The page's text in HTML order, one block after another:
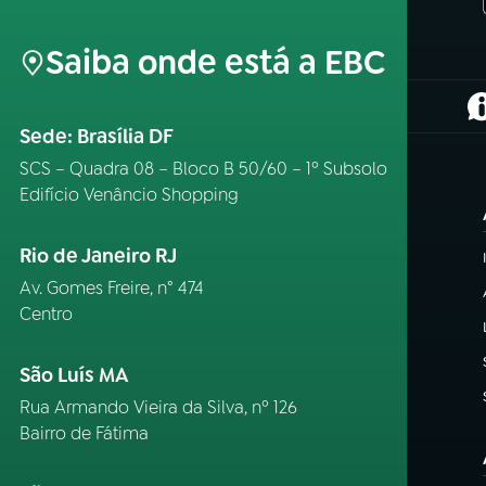
Saiba onde está a EBC
Sede: Brasília DF
SCS – Quadra 08 – Bloco B 50/60 – 1º Subsolo
Edifício Venâncio Shopping
Rio de Janeiro RJ
Av. Gomes Freire, n° 474
Centro
São Luís MA
Rua Armando Vieira da Silva, nº 126
Bairro de Fátima